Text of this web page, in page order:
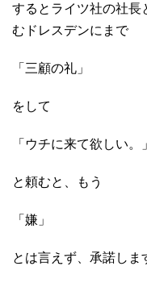
するとライツ社の社長
むドレスデンにまで
「三顧の礼」
をして
「ウチに来て欲しい。」
と頼むと、もう
「嫌」
とは言えず、承諾しま